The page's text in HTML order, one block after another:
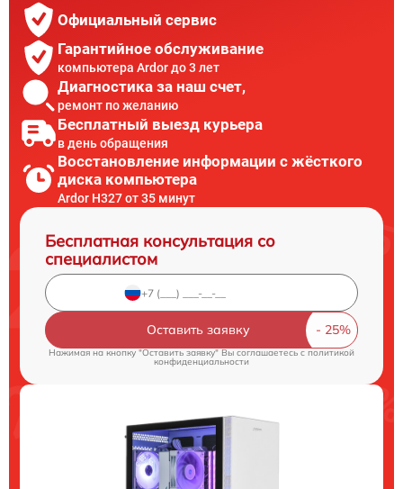
Официальный сервис
Гарантийное обслуживание
компьютера Ardor до 3 лет
Диагностика за наш счет,
ремонт по желанию
Бесплатный выезд курьера
в день обращения
Восстановление информации с жёсткого
диска компьютера
Ardor H327 от 35 минут
Бесплатная консультация со
специалистом
Оставить заявку
Нажимая на кнопку "Оставить заявку" Вы соглашаетесь cполитикой
конфиденциальности